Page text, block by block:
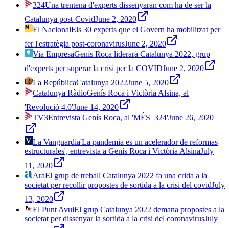
324Una trentena d'experts dissenyaran com ha de ser la
Catalunya post-CovidJune 2, 2020
El NacionalEls 30 experts que el Govern ha mobilitzat per
fer l'estratègia post-coronavirusJune 2, 2020
Via EmpresaGenís Roca liderarà Catalunya 2022, grup
d'experts per superar la crisi per la COVIDJune 2, 2020
La RepúblicaCatalunya 2022June 5, 2020
Catalunya RàdioGenís Roca i Victòria Alsina, al
'Revolució 4.0'June 14, 2020
TV3Entrevista Genís Roca, al 'MÉS_324'June 26, 2020
La Vanguardia'La pandemia es un acelerador de reformas
estructurales', entrevista a Genís Roca i Victòria AlsinaJuly
11, 2020
AraEl grup de treball Catalunya 2022 fa una crida a la
societat per recollir propostes de sortida a la crisi del covidJuly
13, 2020
El Punt AvuiEl grup Catalunya 2022 demana propostes a la
societat per dissenyar la sortida a la crisi del coronavirusJuly